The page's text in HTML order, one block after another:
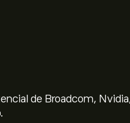
de Broadcom,